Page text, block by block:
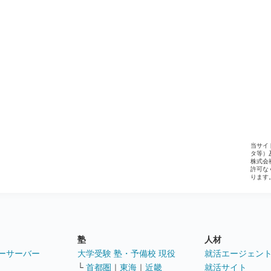
当サイ
タ等）
株式会
許可な
ります
サーバー
塾
大学受験 塾・予備校 現役
└ 首都圏 ｜ 東海 ｜ 近畿
人材
就活エージェン
就活サイト